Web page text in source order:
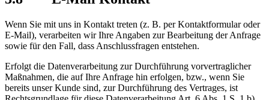
Wenn Sie mit uns in Kontakt treten (z. B. per Kontaktformular oder
E-Mail), verarbeiten wir Ihre Angaben zur Bearbeitung der Anfrage
sowie für den Fall, dass Anschlussfragen entstehen.
Erfolgt die Datenverarbeitung zur Durchführung vorvertraglicher
Maßnahmen, die auf Ihre Anfrage hin erfolgen, bzw., wenn Sie
bereits unser Kunde sind, zur Durchführung des Vertrages, ist